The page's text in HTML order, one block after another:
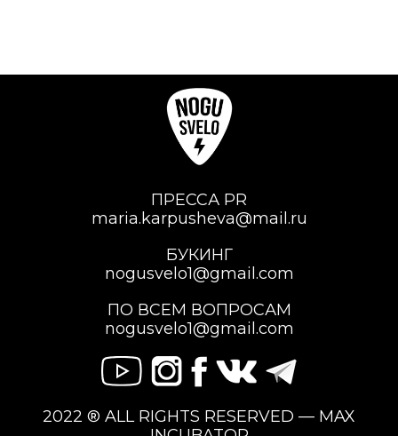
ПРЕССА PR
maria.karpusheva@mail.ru
БУКИНГ
nogusvelo1@gmail.com
ПО ВСЕМ ВОПРОСАМ
nogusvelo1@gmail.com
2022 ® ALL RIGHTS RESERVED — MAX